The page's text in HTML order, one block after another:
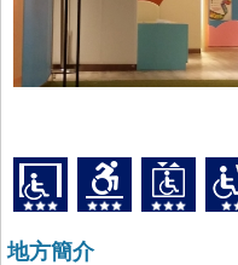
地方簡介